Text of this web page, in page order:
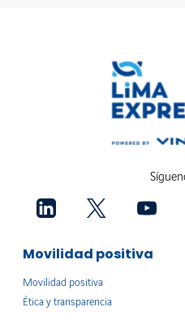
Movilidad positiva
Movilidad positiva
Ética y transparencia